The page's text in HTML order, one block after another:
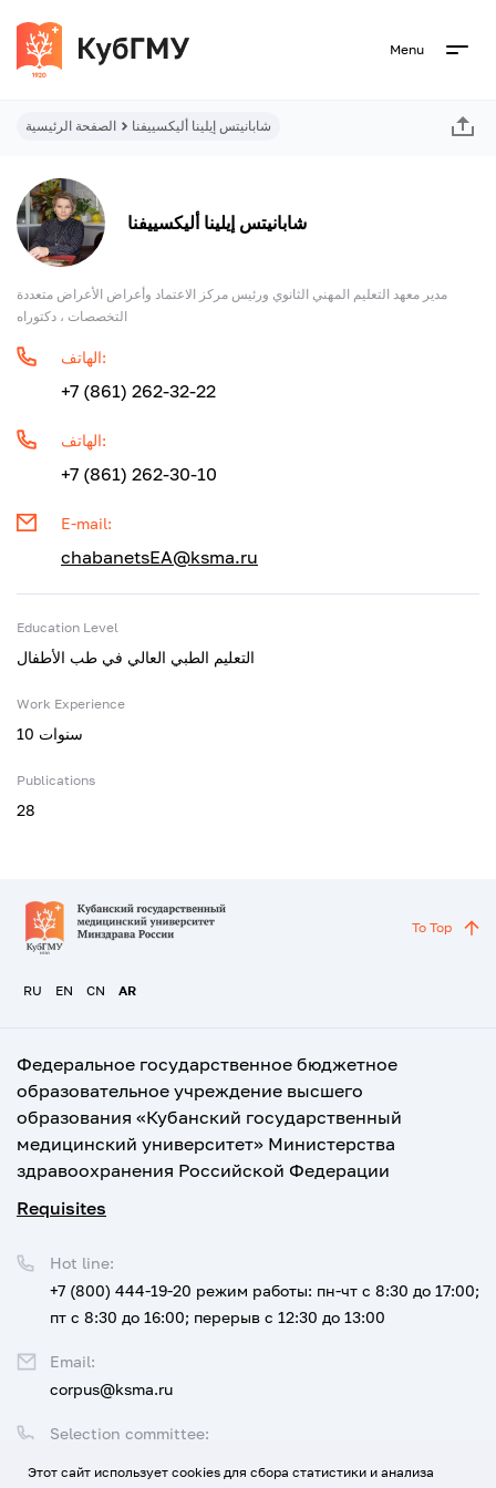
Menu
الصفحة الرئيسية شابانيتس إيلينا أليكسييفنا
شابانيتس إيلينا أليكسييفنا
مدير معهد التعليم المهني الثانوي ورئيس مركز الاعتماد وأعراض الأعراض متعددة
التخصصات ، دكتوراه
الهاتف:
+7 (861) 262-32-22
الهاتف:
+7 (861) 262-30-10
E-mail:
chabanetsEA@ksma.ru
Education Level
التعليم الطبي العالي في طب الأطفال
Work Experience
10 سنوات
Publications
28
RU EN CN AR
To Top
Федеральное государственное бюджетное
образовательное учреждение высшего
образования «Кубанский государственный
медицинский университет» Министерства
здравоохранения Российской Федерации
Requisites
Selection committee:
Hot line:
+7 (800) 444-19-20 режим работы: пн-чт с 8:30 до 17:00;
пт с 8:30 до 16:00; перерыв с 12:30 до 13:00
Email:
corpus@ksma.ru
Этот сайт использует cookies для сбора статистики и анализа